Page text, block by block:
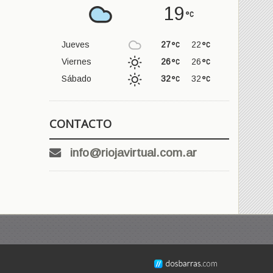
19
Jueves 22
27
Viernes
26
26
Sábado
32
32
CONTACTO
info@riojavirtual.com.ar